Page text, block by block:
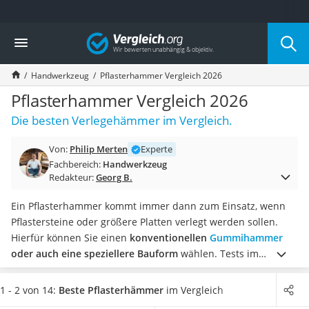
Die beliebtesten Vergleiche nach Kategorie
Baumarkt
Tresor feuerfest
Makita-Akku-Rasenmäher
Kappsäge
Smartes Türschloss
Akku-Rasentrimmer
Split-Klimaanlage 2 Innengeräte
Pelletofen
Tiefbrunnenpumpe
Fliesenschneider
Hochdruckreiniger
Doppelschleifer
Überwachungskamera
Benzinrasenmäher mit Elektrostart
Vergleich
Handwerkzeug Pflasterhammer Vergleich 2026
Pflasterhammer Vergleich 2026
Die besten Verlegehämmer im Vergleich.
Von: Philip Merten
Experte
Fachbereich: Handwerkzeug
Redakteur:Georg B.
Ein Pflasterhammer kommt immer dann zum Einsatz, wenn
Pflastersteine oder größere Platten verlegt werden sollen.
Hierfür können Sie einen konventionellen Gummihammer
oder auch eine speziellere Bauform wählen. Tests im
Internet empfehlen beimVerlegen von Steinen mit
besonders empfindlicher Oberfläche einen Hammer mit
1 - 2 von 14: Beste Pflasterhämmer im Vergleich